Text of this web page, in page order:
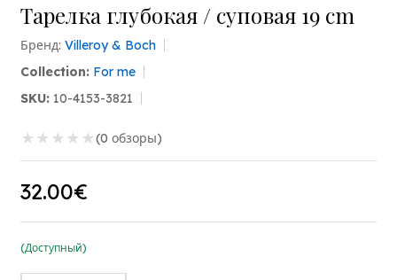
Тарелка глубокая / суповая 19 cm
Бренд: Villeroy & Boch
Collection: For me
SKU: 10-4153-3821
★ ★ ★ ★ ★(0 обзоры)
32.00€
(Доступный)